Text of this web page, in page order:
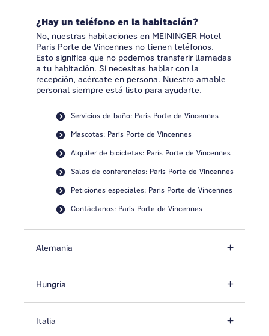
¿Hay un teléfono en la habitación?
No, nuestras habitaciones en MEININGER Hotel
Paris Porte de Vincennes no tienen teléfonos.
Esto significa que no podemos transferir llamadas
a tu habitación. Si necesitas hablar con la
recepción, acércate en persona. Nuestro amable
personal siempre está listo para ayudarte.
Servicios de baño: Paris Porte de Vincennes
Mascotas: Paris Porte de Vincennes
Alquiler de bicicletas: Paris Porte de Vincennes
Salas de conferencias: Paris Porte de Vincennes
Peticiones especiales: Paris Porte de Vincennes
Contáctanos: Paris Porte de Vincennes
Alemania
Hungría
Italia